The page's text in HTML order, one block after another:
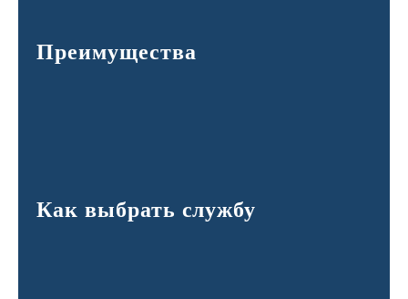
Преимущества
Как выбрать службу